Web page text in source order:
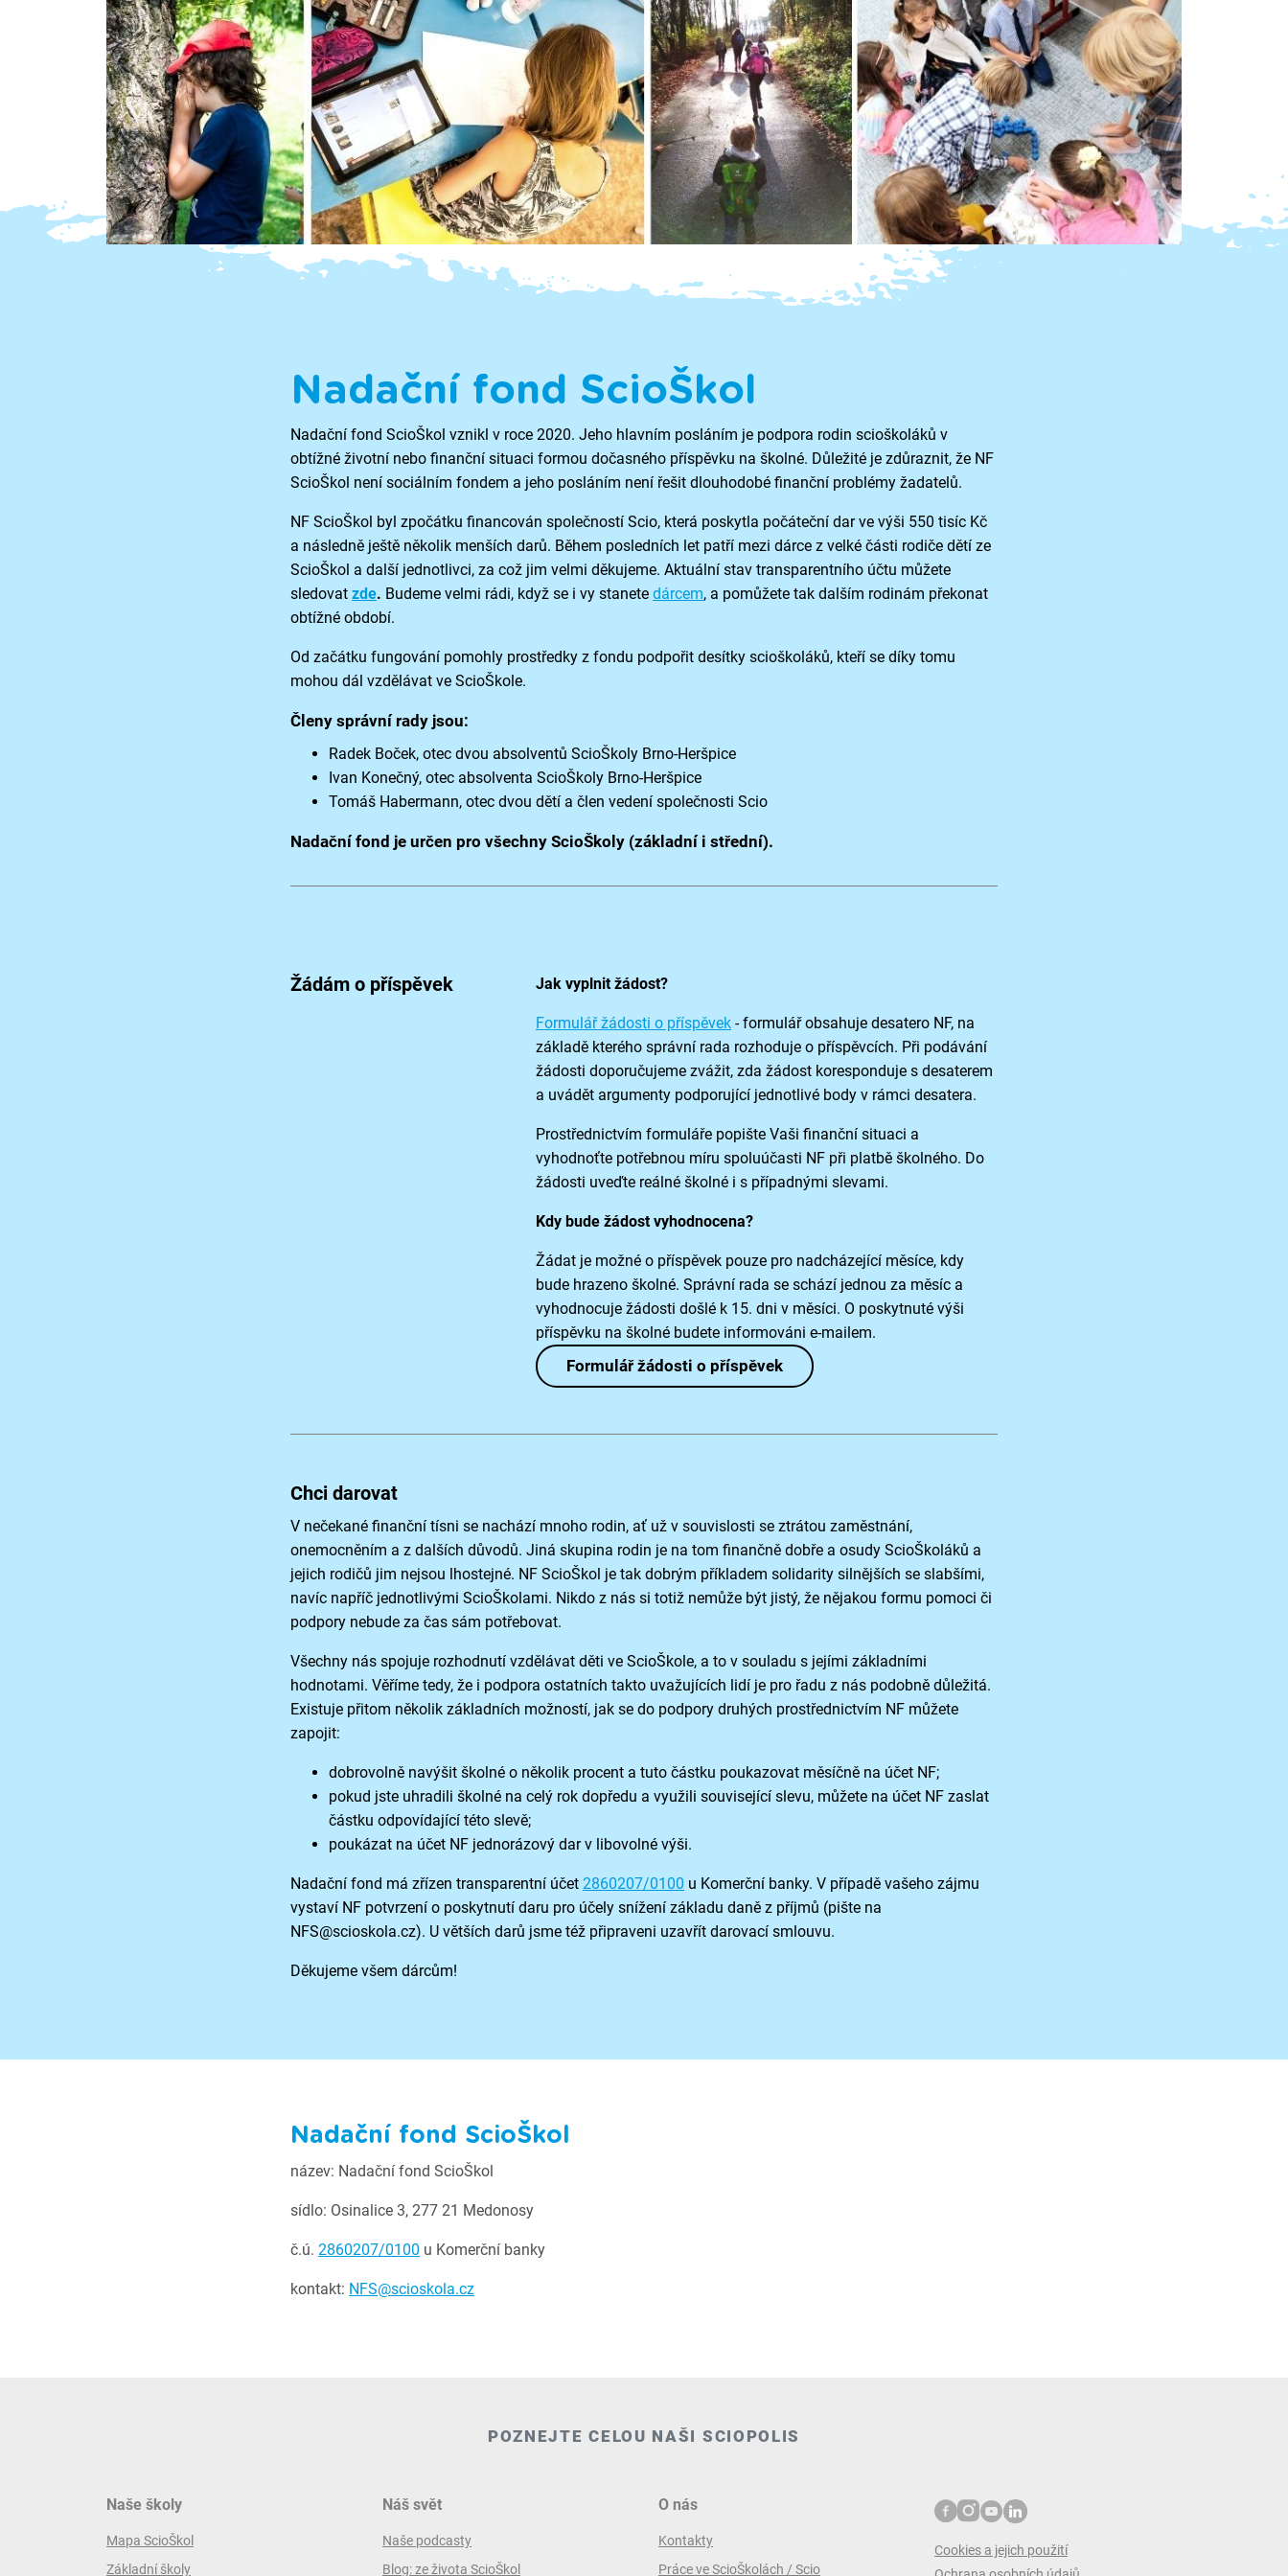
Nadační fond ScioŠkol
Nadační fond ScioŠkol vznikl v roce 2020. Jeho hlavním posláním je podpora rodin scioškoláků v
obtížné životní nebo finanční situaci formou dočasného příspěvku na školné. Důležité je zdůraznit, že NF
ScioŠkol není sociálním fondem a jeho posláním není řešit dlouhodobé finanční problémy žadatelů.
NF ScioŠkol byl zpočátku financován společností Scio, která poskytla počáteční dar ve výši 550 tisíc Kč
a následně ještě několik menších darů. Během posledních let patří mezi dárce z velké části rodiče dětí ze
ScioŠkol a další jednotlivci, za což jim velmi děkujeme. Aktuální stav transparentního účtu můžete
sledovat zde. Budeme velmi rádi, když se i vy stanete dárcem, a pomůžete tak dalším rodinám překonat
obtížné období.
Od začátku fungování pomohly prostředky z fondu podpořit desítky scioškoláků, kteří se díky tomu
mohou dál vzdělávat ve ScioŠkole.
Členy správní rady jsou:
Radek Boček, otec dvou absolventů ScioŠkoly Brno-Heršpice
Ivan Konečný, otec absolventa ScioŠkoly Brno-Heršpice
Tomáš Habermann, otec dvou dětí a člen vedení společnosti Scio
Nadační fond je určen pro všechny ScioŠkoly (základní i střední).
Žádám o příspěvek Jak vyplnit žádost?
Formulář žádosti o příspěvek - formulář obsahuje desatero NF, na
základě kterého správní rada rozhoduje o příspěvcích. Při podávání
žádosti doporučujeme zvážit, zda žádost koresponduje s desaterem
a uvádět argumenty podporující jednotlivé body v rámci desatera.
Prostřednictvím formuláře popište Vaši finanční situaci a
vyhodnoťte potřebnou míru spoluúčasti NF při platbě školného. Do
žádosti uveďte reálné školné i s případnými slevami.
Kdy bude žádost vyhodnocena?
Žádat je možné o příspěvek pouze pro nadcházející měsíce, kdy
bude hrazeno školné. Správní rada se schází jednou za měsíc a
vyhodnocuje žádosti došlé k 15. dni v měsíci. O poskytnuté výši
příspěvku na školné budete informováni e-mailem.
Formulář žádosti o příspěvek
Chci darovat
V nečekané finanční tísni se nachází mnoho rodin, ať už v souvislosti se ztrátou zaměstnání,
onemocněním a z dalších důvodů. Jiná skupina rodin je na tom finančně dobře a osudy ScioŠkoláků a
jejich rodičů jim nejsou lhostejné. NF ScioŠkol je tak dobrým příkladem solidarity silnějších se slabšími,
navíc napříč jednotlivými ScioŠkolami. Nikdo z nás si totiž nemůže být jistý, že nějakou formu pomoci či
podpory nebude za čas sám potřebovat.
Všechny nás spojuje rozhodnutí vzdělávat děti ve ScioŠkole, a to v souladu s jejími základními
hodnotami. Věříme tedy, že i podpora ostatních takto uvažujících lidí je pro řadu z nás podobně důležitá.
Existuje přitom několik základních možností, jak se do podpory druhých prostřednictvím NF můžete
zapojit:
dobrovolně navýšit školné o několik procent a tuto částku poukazovat měsíčně na účet NF;
pokud jste uhradili školné na celý rok dopředu a využili související slevu, můžete na účet NF zaslat
částku odpovídající této slevě;
poukázat na účet NF jednorázový dar v libovolné výši.
Nadační fond má zřízen transparentní účet 2860207/0100 u Komerční banky. V případě vašeho zájmu
vystaví NF potvrzení o poskytnutí daru pro účely snížení základu daně z příjmů (pište na
NFS@scioskola.cz). U větších darů jsme též připraveni uzavřít darovací smlouvu.
Děkujeme všem dárcům!
Nadační fond ScioŠkol
název: Nadační fond ScioŠkol
sídlo: Osinalice 3, 277 21 Medonosy
č.ú. 2860207/0100 u Komerční banky
kontakt: NFS@scioskola.cz
POZNEJTE CELOU NAŠI SCIOPOLIS
Naše školy
Mapa ScioŠkol
Základní školy
Náš svět
Naše podcasty
Blog: ze života ScioŠkol
O nás
Kontakty
Práce ve ScioŠkolách / Scio
Cookies a jejich použití